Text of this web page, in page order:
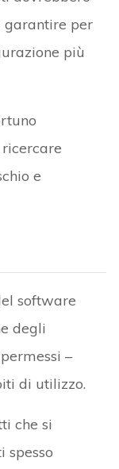
garantire per
più
e
software
degli
–
di utilizzo.
che si
spesso